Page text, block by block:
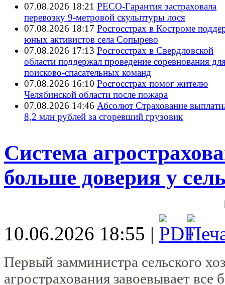
07.08.2026 18:21 РЕСО-Гарантия застраховала
перевозку 9-метровой скульптуры лося
07.08.2026 18:17 Росгосстрах в Костроме
юных активистов села Сопырево
07.08.2026 17:13 Росгосстрах в Свердловской
области поддержал проведение соревнования
поисково‑спасательных команд
07.08.2026 16:10 Росгосстрах помог жителю
Челябинской области после пожара
07.08.2026 14:46 Абсолют Страхование
8,2 млн рублей за сгоревший грузовик
Система
больше доверия у
10.06.2026 18:55 |
Первый замминистра сельского
агрострахования завоевывает